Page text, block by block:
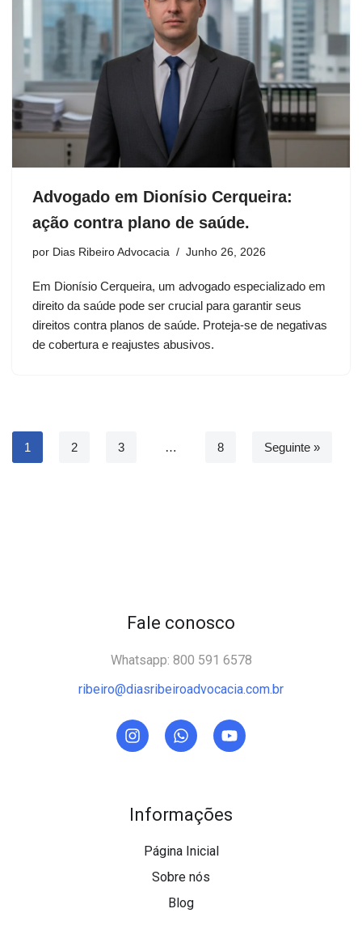
Advogado em Dionísio Cerqueira:
ação contra plano de saúde.
por Dias Ribeiro Advocacia Junho 26, 2026
Em Dionísio Cerqueira, um advogado especializado em
direito da saúde pode ser crucial para garantir seus
direitos contra planos de saúde. Proteja-se de negativas
de cobertura e reajustes abusivos.
1 2 3 … 8 Seguinte »
Informações
Página Inicial
Sobre nós
Blog
Fale conosco
Whatsapp: 800 591 6578
ribeiro@diasribeiroadvocacia.com.br